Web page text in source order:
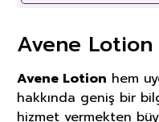
Avene
Avene Lotion hem
hakkında geniş bir
hizmet vermekten